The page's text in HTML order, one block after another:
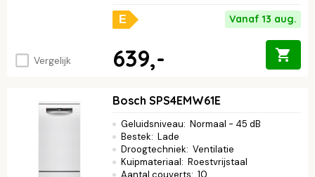
Vergelijk
E Vanaf 13 aug.
639,-
Bosch SPS4EMW61E
Geluidsniveau: Normaal - 45 dB
Bestek: Lade
Droogtechniek: Ventilatie
Kuipmateriaal: Roestvrijstaal
Aantal couverts: 10